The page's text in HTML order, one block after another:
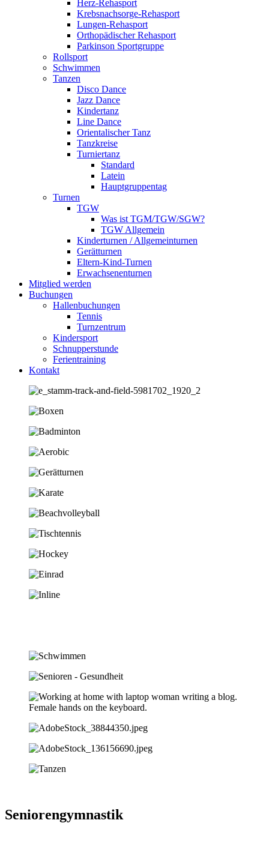
Herz-Rehasport
Krebsnachsorge-Rehasport
Lungen-Rehasport
Orthopädischer Rehasport
Parkinson Sportgruppe
Rollsport
Schwimmen
Tanzen
Disco Dance
Jazz Dance
Kindertanz
Line Dance
Orientalischer Tanz
Tanzkreise
Turniertanz
Standard
Latein
Hauptgruppentag
Turnen
TGW
Was ist TGM/TGW/SGW?
TGW Allgemein
Kinderturnen / Allgemeinturnen
Gerätturnen
Eltern-Kind-Turnen
Erwachsenenturnen
Mitglied werden
Buchungen
Hallenbuchungen
Tennis
Turnzentrum
Kindersport
Schnupperstunde
Ferientraining
Kontakt
Seniorengymnastik